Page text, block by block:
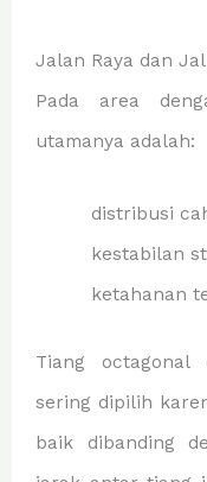
Jalan Raya dan
Pada area
utamanya adalah:
distribusi
kestabilan
ketahanan
Tiang
sering dipilih
baik dibanding